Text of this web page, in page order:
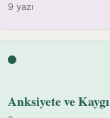
9 yazı
Anksiyete ve Kaygı